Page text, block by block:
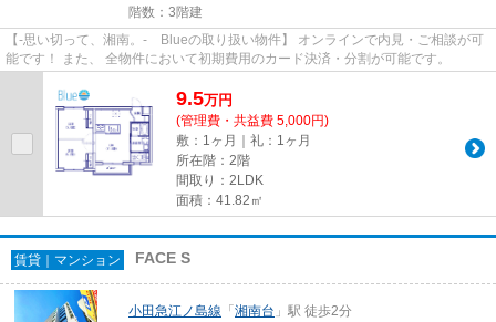
階数：3階建
【-思い切って、湘南。- Blueの取り扱い物件】 オンラインで内見・ご相談が可
能です！ また、 全物件において初期費用のカード決済・分割が可能です。
9.5万円
(管理費・共益費 5,000円)
敷：1ヶ月｜礼：1ヶ月
所在階：2階
間取り：2LDK
面積：41.82㎡
賃貸｜マンション FACE S
小田急江ノ島線 「 湘南台 」駅 徒歩2分